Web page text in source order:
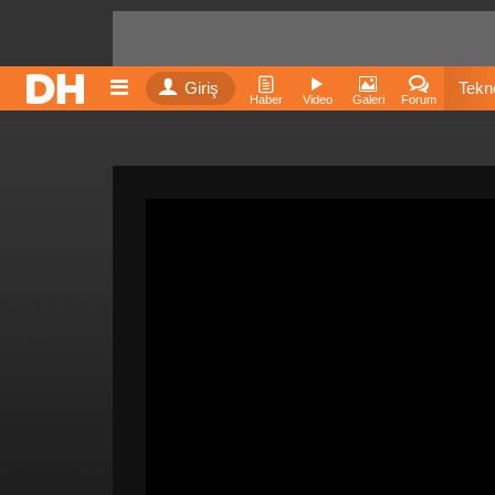
Giriş
Haber Video Galeri Forum